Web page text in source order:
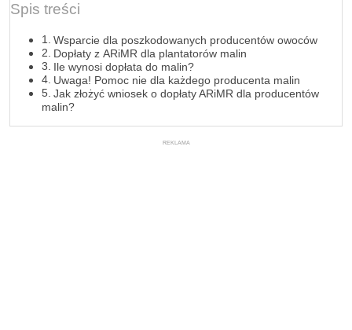
Spis treści
Wsparcie dla poszkodowanych producentów owoców
Dopłaty z ARiMR dla plantatorów malin
Ile wynosi dopłata do malin?
Uwaga! Pomoc nie dla każdego producenta malin
Jak złożyć wniosek o dopłaty ARiMR dla producentów
malin?
REKLAMA